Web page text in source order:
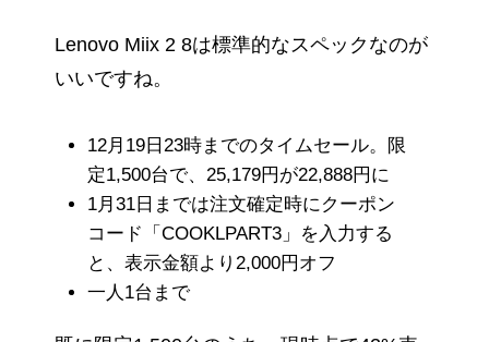
Lenovo Miix 2 8は標準的なスペックなのが
いいですね。
12月19日23時までのタイムセール。限
定1,500台で、25,179円が22,888円に
1月31日までは注文確定時にクーポン
コード「COOKLPART3」を入力する
と、表示金額より2,000円オフ
一人1台まで